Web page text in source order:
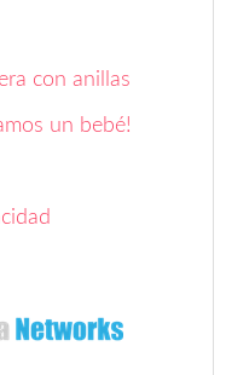
con anillas
un bebé!